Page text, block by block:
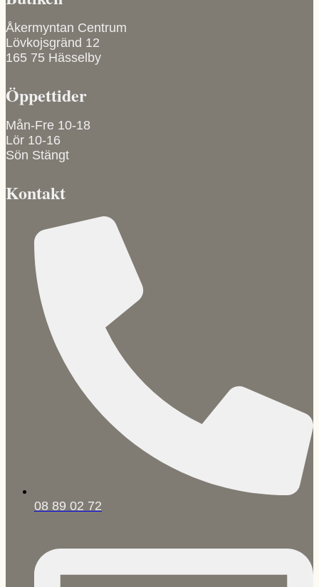
Åkermyntan Centrum
Lövkojsgränd 12
165 75 Hässelby
Öppettider
Mån-Fre 10-18
Lör 10-16
Sön Stängt
Kontakt
08 89 02 72